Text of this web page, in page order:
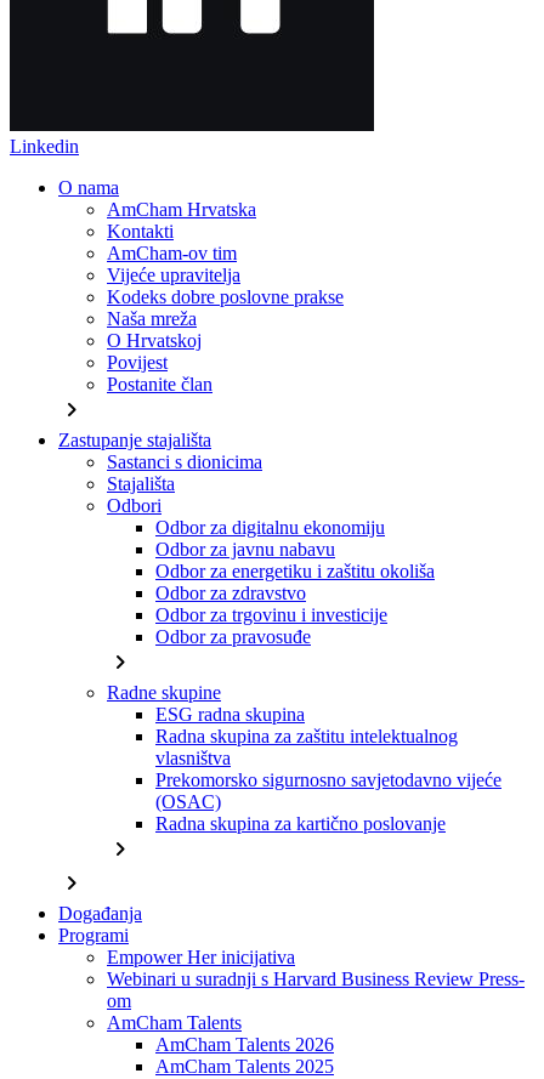
Linkedin
O nama
AmCham Hrvatska
Kontakti
AmCham-ov tim
Vijeće upravitelja
Kodeks dobre poslovne prakse
Naša mreža
O Hrvatskoj
Povijest
Postanite član
chevron_right
Zastupanje stajališta
Sastanci s dionicima
Stajališta
Odbori
Odbor za digitalnu ekonomiju
Odbor za javnu nabavu
Odbor za energetiku i zaštitu okoliša
Odbor za zdravstvo
Odbor za trgovinu i investicije
Odbor za pravosuđe
chevron_right
Radne skupine
ESG radna skupina
Radna skupina za zaštitu intelektualnog
vlasništva
Prekomorsko sigurnosno savjetodavno vijeće
(OSAC)
Radna skupina za kartično poslovanje
chevron_right
chevron_right
Događanja
Programi
Empower Her inicijativa
Webinari u suradnji s Harvard Business Review Press-
om
AmCham Talents
AmCham Talents 2026
AmCham Talents 2025